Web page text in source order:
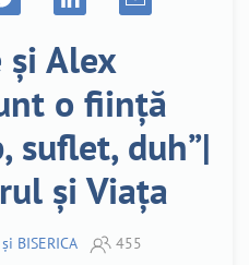
și Alex
o ființă
suflet, duh”|
și Viața
BISERICA 455